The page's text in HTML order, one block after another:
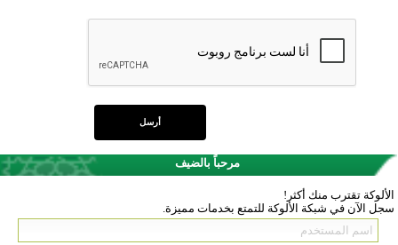
مرحباً بالضيف
الألوكة تقترب منك أكثر!
سجل الآن في شبكة الألوكة للتمتع بخدمات مميزة.